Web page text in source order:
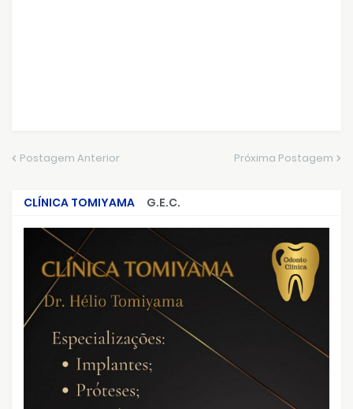
Postagem Anterior Próxima Postagem
CLÍNICA TOMIYAMA
G.E.C.
CRIMES QUE ABALARAM O BRASIL